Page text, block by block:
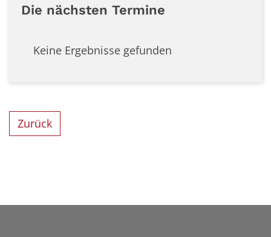
Die nächsten Termine
Keine Ergebnisse gefunden
Zurück